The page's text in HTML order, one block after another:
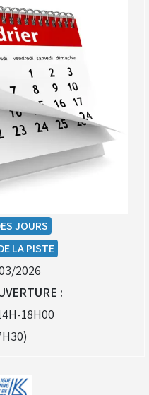
JOURS
LA PISTE
2026
:
18H00